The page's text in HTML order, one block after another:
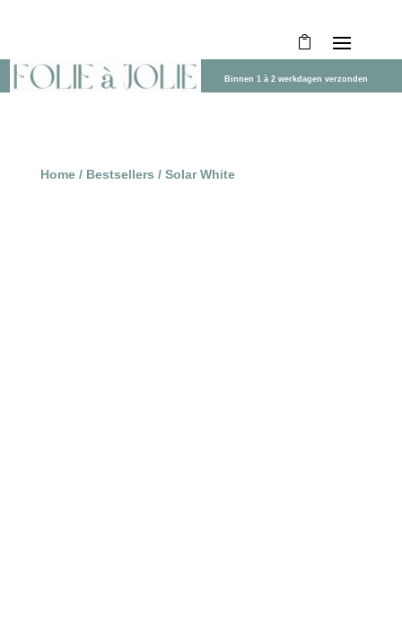
Binnen 1 à 2 werkdagen verzonden
Home/ Bestsellers / Solar White